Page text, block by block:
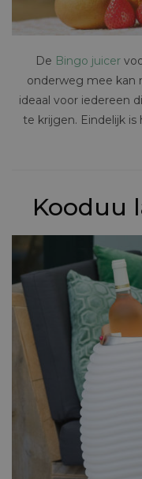
De Bingo juicer
onderweg mee kan
ideaal voor iedereen
te krijgen. Eindelijk
Kooduu